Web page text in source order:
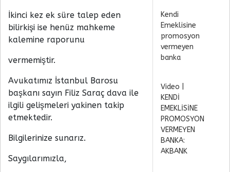
İkinci kez ek süre talep eden
bilirkişi ise henüz mahkeme
kalemine raporunu
vermemiştir.
Avukatımız İstanbul Barosu
başkanı sayın Filiz Saraç dava ile
ilgili gelişmeleri yakinen takip
etmektedir.
Bilgilerinize sunarız.
Saygılarımızla,
Kendi
Emeklisine
promosyon
vermeyen
banka
Video |
KENDİ
EMEKLİSİNE
PROMOSYON
VERMEYEN
BANKA:
AKBANK